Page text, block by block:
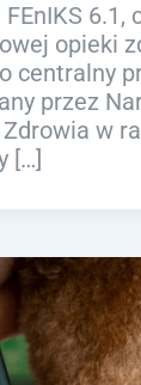
6.1,
opieki
centralny
przez
w
[…]